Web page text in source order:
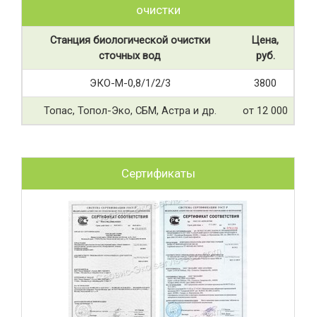
очистки
Станция биологической очистки
сточных вод
Цена,
руб.
ЭКО-М-0,8/1/2/3 3800
Топас, Топол-Эко, СБМ, Астра и др. от 12 000
Сертификаты